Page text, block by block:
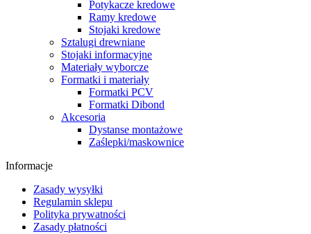
Potykacze kredowe
Ramy kredowe
Stojaki kredowe
Sztalugi drewniane
Stojaki informacyjne
Materiały wyborcze
Formatki i materiały
Formatki PCV
Formatki Dibond
Akcesoria
Dystanse montażowe
Zaślepki/maskownice
Informacje
Zasady wysyłki
Regulamin sklepu
Polityka prywatności
Zasady płatności